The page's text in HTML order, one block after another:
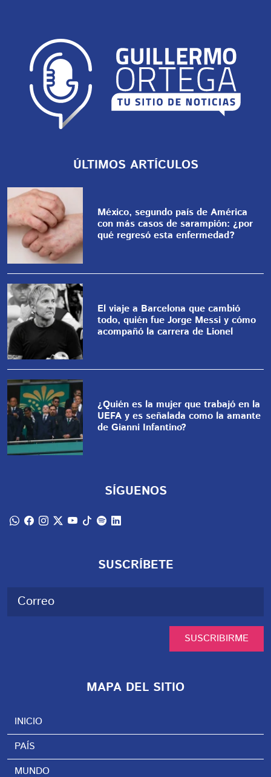
ÚLTIMOS ARTÍCULOS
México, segundo país de América
con más casos de sarampión: ¿por
qué regresó esta enfermedad?
El viaje a Barcelona que cambió
todo, quién fue Jorge Messi y cómo
acompañó la carrera de Lionel
¿Quién es la mujer que trabajó en la
UEFA y es señalada como la amante
de Gianni Infantino?
SÍGUENOS
SUSCRÍBETE
SUSCRIBIRME
MAPA DEL SITIO
INICIO
PAÍS
MUNDO